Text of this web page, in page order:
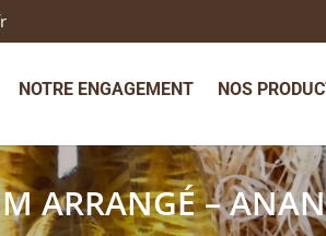
NOTRE ENGAGEMENT NOS
ARRANGÉ –